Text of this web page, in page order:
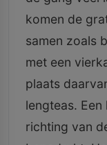
komen de
samen zoals
met een
plaats
lengteas.
richting van